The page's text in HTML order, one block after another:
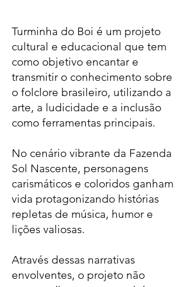
Turminha do Boi é um projeto
cultural e educacional que tem
como objetivo encantar e
transmitir o conhecimento sobre
o folclore brasileiro, utilizando a
arte, a ludicidade e a inclusão
como ferramentas principais.
No cenário vibrante da Fazenda
Sol Nascente, personagens
carismáticos e coloridos ganham
vida protagonizando histórias
repletas de música, humor e
lições valiosas.
Através dessas narrativas
envolventes, o projeto não